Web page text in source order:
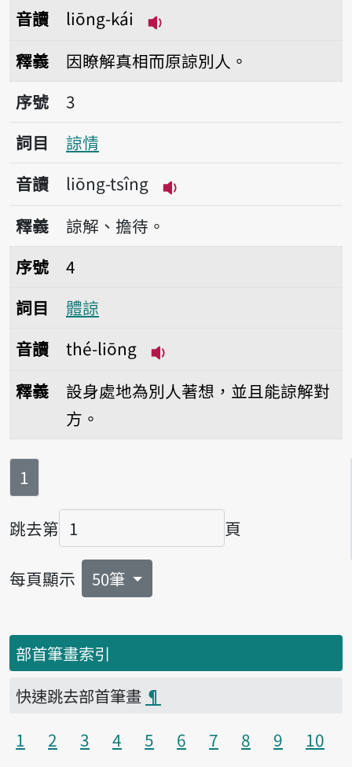
音讀
liōng-kái
釋義
因瞭解真相而原諒別人。
序號3諒情
序號
3
詞目
諒情
音讀
liōng-tsîng
播放音讀liōng-tsîng
釋義
諒解、擔待。
序號4體諒
序號
4
詞目
體諒
音讀
thé-liōng
釋義
設身處地為別人著想，並且能諒解對
方。
第
1
跳去第
頁碼
頁
每頁顯示 50筆
部首筆畫索引
快速跳去部首筆畫 ¶
1
2 3 4 5 6 7 8 9
10